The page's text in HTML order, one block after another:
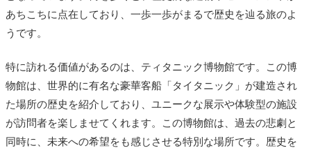
あちこちに点在しており、一歩一歩がまるで歴史を辿る旅のよ
うです。
特に訪れる価値があるのは、ティタニック博物館です。この博
物館は、世界的に有名な豪華客船「タイタニック」が建造され
た場所の歴史を紹介しており、ユニークな展示や体験型の施設
が訪問者を楽しませてくれます。この博物館は、過去の悲劇と
同時に、未来への希望をも感じさせる特別な場所です。歴史を